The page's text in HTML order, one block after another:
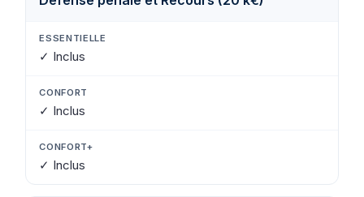
✓ Inclus
✓ Inclus
✓ Inclus